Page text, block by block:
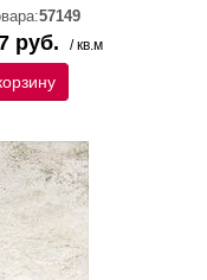
57149
руб. / кв.м